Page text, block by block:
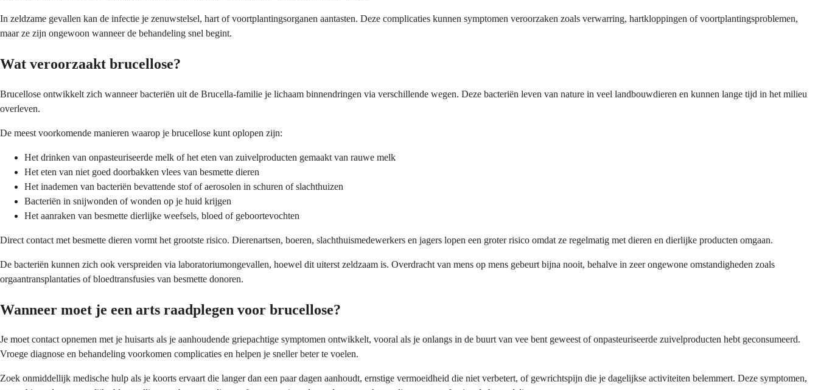
In zeldzame gevallen kan de infectie je zenuwstelsel, hart of voortplantingsorganen aantasten. Deze complicaties kunnen symptomen veroorzaken zoals verwarring, hartkloppingen of voortplantingsproblemen,
maar ze zijn ongewoon wanneer de behandeling snel begint.
Wat veroorzaakt brucellose?
Brucellose ontwikkelt zich wanneer bacteriën uit de Brucella-familie je lichaam binnendringen via verschillende wegen. Deze bacteriën leven van nature in veel landbouwdieren en kunnen lange tijd in het milieu
overleven.
De meest voorkomende manieren waarop je brucellose kunt oplopen zijn:
Het drinken van onpasteuriseerde melk of het eten van zuivelproducten gemaakt van rauwe melk
Het eten van niet goed doorbakken vlees van besmette dieren
Het inademen van bacteriën bevattende stof of aerosolen in schuren of slachthuizen
Bacteriën in snijwonden of wonden op je huid krijgen
Het aanraken van besmette dierlijke weefsels, bloed of geboortevochten
Direct contact met besmette dieren vormt het grootste risico. Dierenartsen, boeren, slachthuismedewerkers en jagers lopen een groter risico omdat ze regelmatig met dieren en dierlijke producten omgaan.
De bacteriën kunnen zich ook verspreiden via laboratoriumongevallen, hoewel dit uiterst zeldzaam is. Overdracht van mens op mens gebeurt bijna nooit, behalve in zeer ongewone omstandigheden zoals
orgaantransplantaties of bloedtransfusies van besmette donoren.
Wanneer moet je een arts raadplegen voor brucellose?
Je moet contact opnemen met je huisarts als je aanhoudende griepachtige symptomen ontwikkelt, vooral als je onlangs in de buurt van vee bent geweest of onpasteuriseerde zuivelproducten hebt geconsumeerd.
Vroege diagnose en behandeling voorkomen complicaties en helpen je sneller beter te voelen.
Zoek onmiddellijk medische hulp als je koorts ervaart die langer dan een paar dagen aanhoudt, ernstige vermoeidheid die niet verbetert, of gewrichtspijn die je dagelijkse activiteiten belemmert. Deze symptomen,